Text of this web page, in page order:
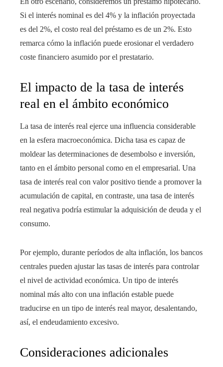
Si el interés nominal es del 4% y la inflación proyectada
es del 2%, el costo real del préstamo es de un 2%. Esto
remarca cómo la inflación puede erosionar el verdadero
coste financiero asumido por el prestatario.
El impacto de la tasa de interés
real en el ámbito económico
La tasa de interés real ejerce una influencia considerable
en la esfera macroeconómica. Dicha tasa es capaz de
moldear las determinaciones de desembolso e inversión,
tanto en el ámbito personal como en el empresarial. Una
tasa de interés real con valor positivo tiende a promover la
acumulación de capital, en contraste, una tasa de interés
real negativa podría estimular la adquisición de deuda y el
consumo.
Por ejemplo, durante períodos de alta inflación, los bancos
centrales pueden ajustar las tasas de interés para controlar
el nivel de actividad económica. Un tipo de interés
nominal más alto con una inflación estable puede
traducirse en un tipo de interés real mayor, desalentando,
así, el endeudamiento excesivo.
Consideraciones adicionales